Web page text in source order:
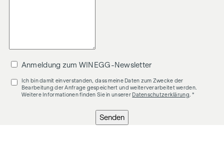
Anmeldung zum WINEGG-Newsletter
Ich bin damit einverstanden, dass meine Daten zum Zwecke der
Bearbeitung der Anfrage gespeichert und weiterverarbeitet werden.
Weitere Informationen finden Sie in unserer Datenschutzerklärung . *
Senden